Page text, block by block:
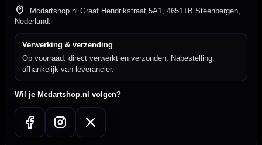
Mcdartshop.nl Graaf Hendrikstraat 5A1, 4651TB Steenbergen,
Nederland.
Verwerking & verzending
Op voorraad: direct verwerkt en verzonden. Nabestelling:
afhankelijk van leverancier.
Wil je Mcdartshop.nl volgen?